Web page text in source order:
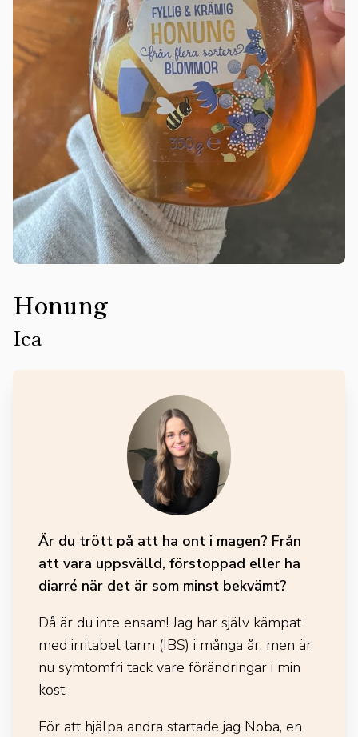
Honung
Ica
Är du trött på att ha ont i magen? Från
att vara uppsvälld, förstoppad eller ha
diarré när det är som minst bekvämt?
Då är du inte ensam! Jag har själv kämpat
med irritabel tarm (IBS) i många år, men är
nu symtomfri tack vare förändringar i min
kost.
För att hjälpa andra startade jag Noba, en